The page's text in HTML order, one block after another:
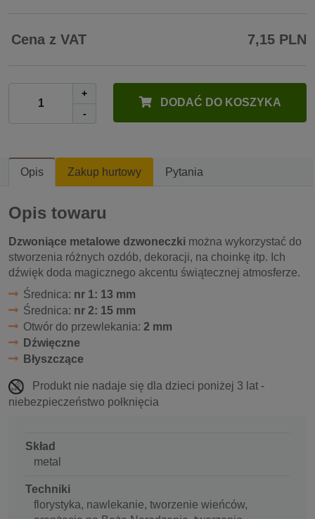
Cena z VAT 7,15 PLN
+
-
DODAĆ DO KOSZYKA
Opis Zakup hurtowy Pytania
Opis towaru
Dzwoniące metalowe dzwoneczki można wykorzystać do
stworzenia różnych ozdób, dekoracji, na choinkę itp. Ich
dźwięk doda magicznego akcentu świątecznej atmosferze.
Średnica: nr 1: 13 mm
Średnica: nr 2: 15 mm
Otwór do przewlekania: 2 mm
Dźwięczne
Błyszczące
Produkt nie nadaje się dla dzieci poniżej 3 lat -
niebezpieczeństwo połknięcia
Skład
metal
Techniki
florystyka, nawlekanie, tworzenie wieńców,